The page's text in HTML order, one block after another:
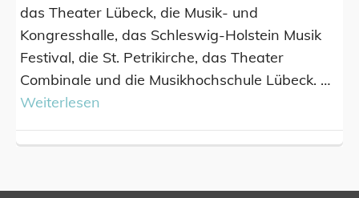
das Theater Lübeck, die Musik- und
Kongresshalle, das Schleswig-Holstein Musik
Festival, die St. Petrikirche, das Theater
Combinale und die Musikhochschule Lübeck. …
Weiterlesen